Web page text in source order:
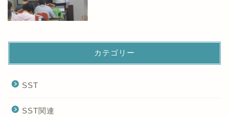
カテゴリー
SST
SST関連